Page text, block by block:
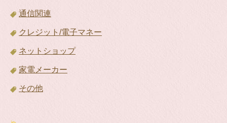
通信関連
クレジット/電子マネー
ネットショップ
家電メーカー
その他